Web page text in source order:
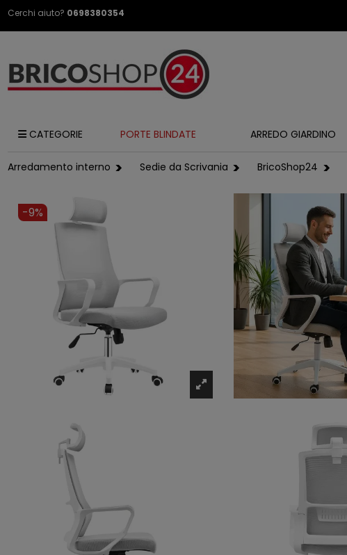
Cerchi aiuto? 0698380354
CATEGORIE PORTE BLINDATE ARREDO GIARDINO
Arredamento interno Sedie da Scrivania BricoShop24
-9%